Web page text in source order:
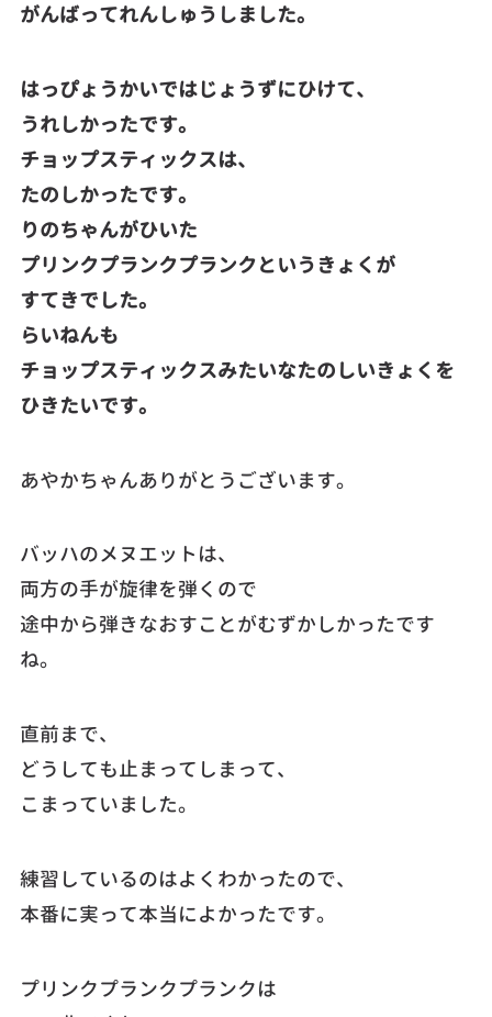
がんばってれんしゅうしました。
はっぴょうかいではじょうずにひけて、
うれしかったです。
チョップスティックスは、
たのしかったです。
りのちゃんがひいた
プリンクプランクプランクというきょくが
すてきでした。
らいねんも
チョップスティックスみたいなたのしいきょくを
ひきたいです。
あやかちゃんありがとうございます。
バッハのメヌエットは、
両方の手が旋律を弾くので
途中から弾きなおすことがむずかしかったです
ね。
直前まで、
どうしても止まってしまって、
こまっていました。
練習しているのはよくわかったので、
本番に実って本当によかったです。
プリンクプランクプランクは